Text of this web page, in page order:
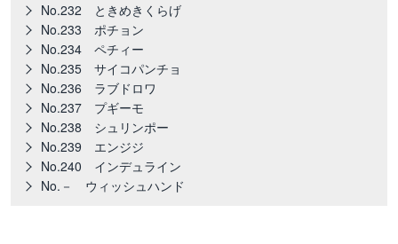
No.232 ときめきくらげ
No.233 ポチョン
No.234 ペチィー
No.235 サイコパンチョ
No.236 ラブドロワ
No.237 プギーモ
No.238 シュリンポー
No.239 エンジジ
No.240 インデュライン
No.－ ウィッシュハンド